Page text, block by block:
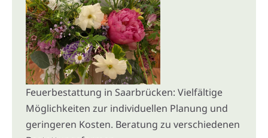
Feuerbestattung in Saarbrücken: Vielfältige
Möglichkeiten zur individuellen Planung und
geringeren Kosten. Beratung zu verschiedenen